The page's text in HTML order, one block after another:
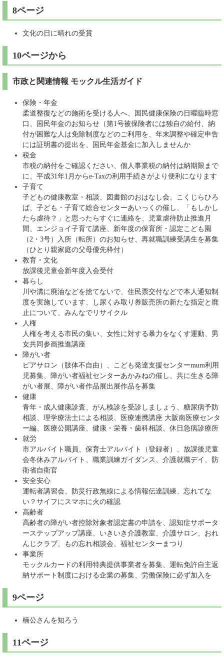
8ページ
文化の日に晴れの受賞
10ページから
市政と関連情報 モックル生活ガイド
保険・年金
柔道整復などの施術を受ける人へ、国民健康保険の日曜臨時窓
口、国民年金のお知らせ（第1号被保険者には独自の給付、納
付が困難な人は免除制度などのご利用を、年末調整や確定申告
には証明書の提出を、国民年金基金に加入しませんか
税金
市税の納付をご確認ください、個人事業税の納付は納期限まで
に、平成31年1月からe-Taxの利用手続きがより便利になります
子育て
子どもの健康教室・相談、図書館のおはなし会、こくじらひろ
ば、子ども・子育て総合センターあいっくの催し、「もしかし
たら虐待？」と思ったらすぐに連絡を、児童虐待防止推進月
間、エンジョイ子育て講座、新年度の保育所・認定こども園
（2・3号）入所（転所）のお知らせ、再就職訓練受講生を募集
（ひとり親家庭の父母優先枠付）
教育・文化
放課後児童会新年度入会受付
暮らし
川や溝に廃油などを捨てないで、住民票交付などで本人通知制
度を実施しています、し尿くみ取り券販売所の新たな指定と廃
止について、みんなでリサイクル
人権
人権を考える市民の集い、女性に対する暴力をなくす運動、男
女共同参画推進講座
障がい者
ピアサロン（肢体不自由）、こども発達支援センターmum利用
児募集、障がい者福祉センターあかみねの催し、共に生きる障
がい者展、障がい者作品展出展作品を募集
健康
青年・成人健康診査、がん検診を受診しましょう、糖尿病予防
相談、理学療法士による相談、医療連携講座 大阪南医療センタ
ー編、医療公開講座、健康・栄養・歯科相談、休日急病診療所
就労
市アルバイト職員、保育士アルバイト（登録者）、放課後児童
会冬休みアルバイト、職業訓練ガイダンス、介護就職デイ、防
衛省自衛官
安全安心
運転者講習会、防災行政無線による情報伝達訓練、忘れてな
い？サイフにスマホに火の確認
高齢者
高齢者の障がい者控除対象者認定書の申請を、認知症サポータ
ーステップアップ講座、いきいき介護教室、介護サロン、おれ
んじクラブ、もの忘れ相談会、福祉センターまつり
事業所
モックルカードの利用特典提供事業者を募集、運転免許自主返
納サポート制度における企業の募集、労働保険に必ず加入を
9ページ
楠公さんを知ろう
11ページ